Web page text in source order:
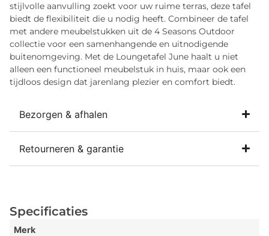
stijlvolle aanvulling zoekt voor uw ruime terras, deze tafel
biedt de flexibiliteit die u nodig heeft. Combineer de tafel
met andere meubelstukken uit de 4 Seasons Outdoor
collectie voor een samenhangende en uitnodigende
buitenomgeving. Met de Loungetafel June haalt u niet
alleen een functioneel meubelstuk in huis, maar ook een
tijdloos design dat jarenlang plezier en comfort biedt.
Bezorgen & afhalen
Retourneren & garantie
Specificaties
Merk